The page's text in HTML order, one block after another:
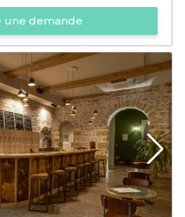
une demande